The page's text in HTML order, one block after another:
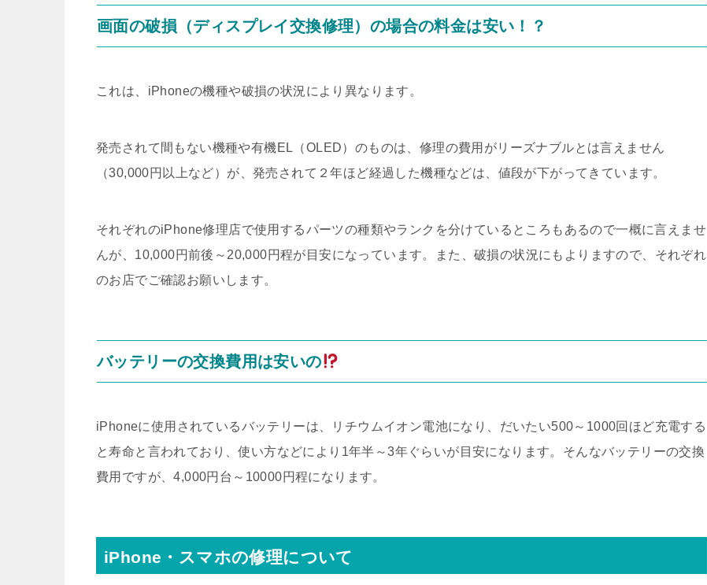
画面の破損（ディスプレイ交換修理）の場合の料金は安い！？
これは、iPhoneの機種や破損の状況により異なります。
発売されて間もない機種や有機EL（OLED）のものは、修理の費用がリーズナブルとは言えません
（30,000円以上など）が、発売されて２年ほど経過した機種などは、値段が下がってきています。
それぞれのiPhone修理店で使用するパーツの種類やランクを分けているところもあるので一概に言えませ
んが、10,000円前後～20,000円程が目安になっています。また、破損の状況にもよりますので、それぞれ
のお店でご確認お願いします。
バッテリーの交換費用は安いの
iPhoneに使用されているバッテリーは、リチウムイオン電池になり、だいたい500～1000回ほど充電する
と寿命と言われており、使い方などにより1年半～3年ぐらいが目安になります。そんなバッテリーの交換
費用ですが、4,000円台～10000円程になります。
iPhone・スマホの修理について